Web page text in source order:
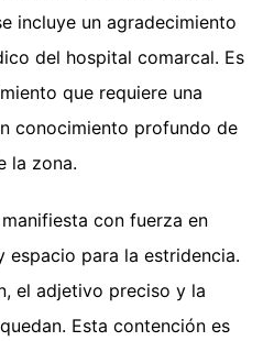
incluye un agradecimiento
del hospital comarcal. Es
que requiere una
conocimiento profundo de
la zona.
con fuerza en
espacio para la estridencia.
el adjetivo preciso y la
Esta contención es